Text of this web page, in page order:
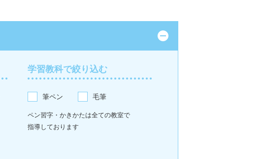
学習教科で絞り込む
筆ペン 毛筆
ペン習字・かきかたは全ての教室で
指導しております